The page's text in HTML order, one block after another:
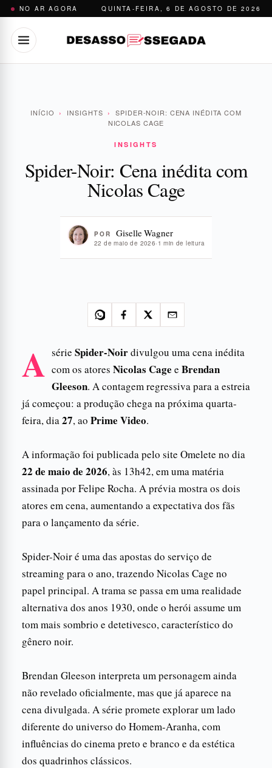
Pular
conteúdo
NO AR AGORA QUINTA-FEIRA, 6 DE AGOSTO DE 2026
INÍCIO › INSIGHTS ›
SPIDER-NOIR: CENA INÉDITA COM
NICOLAS CAGE
INSIGHTS
Spider-Noir: Cena inédita com
Nicolas Cage
POR Giselle Wagner
22 de maio de 2026· 1 min de leitura
A série Spider-Noirdivulgou uma cena inédita
com os atores Nicolas Cage e Brendan
Gleeson. A contagem regressiva para a estreia
já começou: a produção chega na próxima quarta-
feira, dia27, ao Prime Video.
A informação foi publicada pelo site Omelete no dia
22 de maio de 2026, às 13h42, em uma matéria
assinada por Felipe Rocha. A prévia mostra os dois
atores em cena, aumentando a expectativa dos fãs
para o lançamento da série.
Spider-Noir é uma das apostas do serviço de
streaming para o ano, trazendo Nicolas Cage no
papel principal. A trama se passa em uma realidade
alternativa dos anos 1930, onde o herói assume um
tom mais sombrio e detetivesco, característico do
gênero noir.
Brendan Gleeson interpreta um personagem ainda
não revelado oficialmente, mas que já aparece na
cena divulgada. A série promete explorar um lado
diferente do universo do Homem-Aranha, com
influências do cinema preto e branco e da estética
dos quadrinhos clássicos.